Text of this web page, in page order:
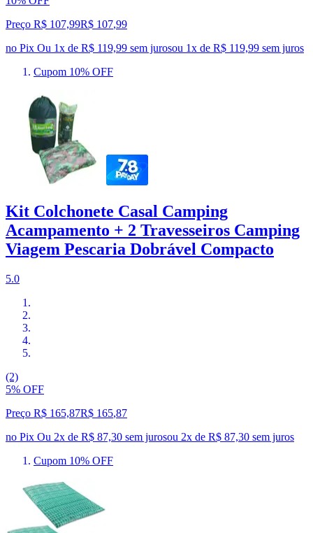
Preço R$ 107,99R$ 107,99
no Pix Ou 1x de R$ 119,99 sem jurosou 1x de R$ 119,99 sem juros
Cupom 10% OFF
Kit Colchonete Casal Camping
Acampamento + 2 Travesseiros Camping
Viagem Pescaria Dobrável Compacto
5.0
(2)
5% OFF
Preço R$ 165,87R$ 165,87
no Pix Ou 2x de R$ 87,30 sem jurosou 2x de R$ 87,30 sem juros
Cupom 10% OFF